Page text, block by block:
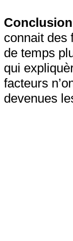
Conclusion
connait des
de temps
qui
facteurs
devenues